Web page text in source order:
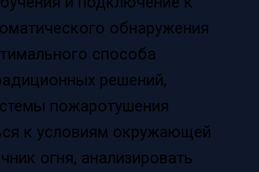
обнаружения
способа
решений,
пожаротушения
к условиям окружающей
огня, анализировать